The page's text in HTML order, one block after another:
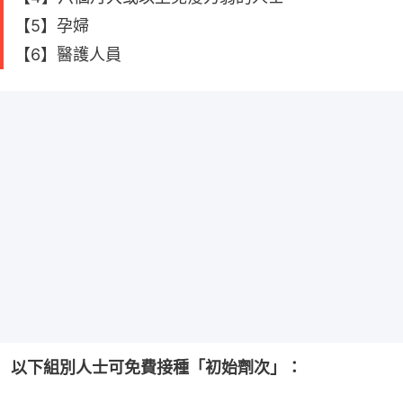
【5】孕婦
【6】醫護人員
以下組別人士可免費接種「初始劑次」：